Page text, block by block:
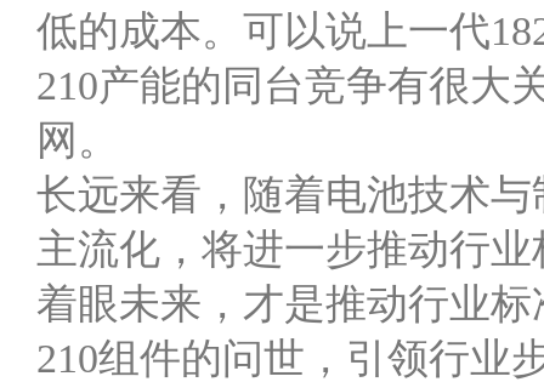
低的成本。可以说上一代
210产能的同台竞争有很大
网。
长远来看，随着电池技术
主流化，将进一步推动行
着眼未来，才是推动行业
210组件的问世，引领行业